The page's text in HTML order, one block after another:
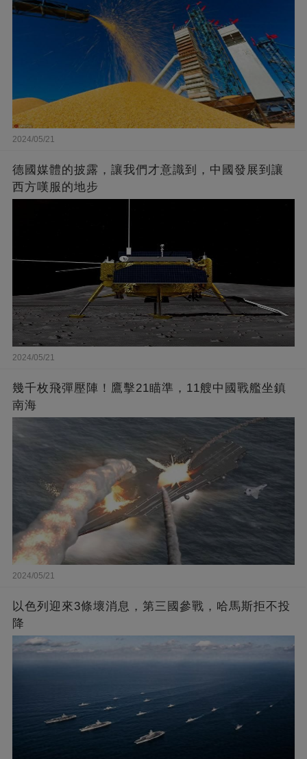
2024/05/21
德國媒體的披露，讓我們才意識到，中國發展到讓
西方嘆服的地步
2024/05/21
幾千枚飛彈壓陣！鷹擊21瞄準，11艘中國戰艦坐鎮
南海
2024/05/21
以色列迎來3條壞消息，第三國參戰，哈馬斯拒不投
降